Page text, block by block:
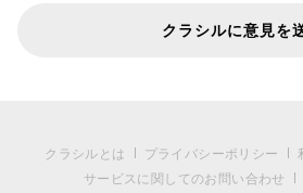
クラシルに意見を
クラシルとは プライバシーポリシー
サービスに関してのお問い合わせ